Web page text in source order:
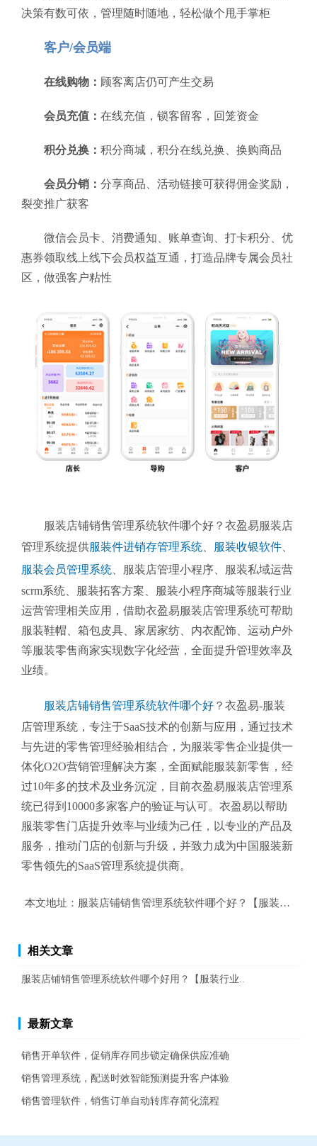
决策有数可依，管理随时随地，轻松做个甩手掌柜
客户/会员端
在线购物： 顾客离店仍可产生交易
会员充值： 在线充值，锁客留客，回笼资金
积分兑换： 积分商城，积分在线兑换、换购商品
会员分销： 分享商品、活动链接可获得佣金奖励，
裂变推广获客
微信会员卡、消费通知、账单查询、打卡积分、优
惠券领取线上线下会员权益互通，打造品牌专属会员社
区，做强客户粘性
服装店铺销售管理系统软件哪个好？衣盈易服装店
管理系统提供服装件进销存管理系统 服装收银软件
服装会员管理系统
服装店管理小程序、服装私域运营
scrm系统、服装拓客方案、服装小程序商城等服装行业
运营管理相关应用，借助衣盈易服装店管理系统可帮助
服装鞋帽、箱包皮具、家居家纺、内衣配饰、运动户外
等服装零售商家实现数字化经营，全面提升管理效率及
业绩。
服装店铺销售管理系统软件哪个好 ？衣盈易-服装
店管理系统 ，专注于SaaS技术的创新与应用，通过技术
与先进的零售管理经验相结合，为服装零售企业提供一
体化O2O营销管理解决方案，全面赋能服装新零售，经
过10年多的技术及业务沉淀，目前衣盈易服装店管理系
统已得到10000多家客户的验证与认可。衣盈易以帮助
服装零售门店提升效率与业绩为己任，以专业的产品及
服务，推动门店的创新与升级，并致力成为中国服装新
零售领先的SaaS管理系统提供商。
本文地址： 服装店铺销售管理系统软件哪个好？【服装行业销
相关文章
服装店铺销售管理系统软件哪个好用？【服装行业..
最新文章
销售开单软件，促销库存同步锁定确保供应准确
销售管理系统，配送时效智能预测提升客户体验
销售管理软件，销售订单自动转库存简化流程